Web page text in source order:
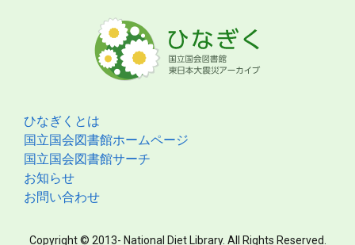
ひなぎくとは
国立国会図書館ホームページ
国立国会図書館サーチ
お知らせ
お問い合わせ
Copyright © 2013- National Diet Library. All Rights Reserved.